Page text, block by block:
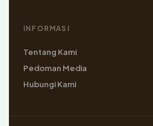
INFORMASI
Tentang Kami
Pedoman Media
Hubungi Kami